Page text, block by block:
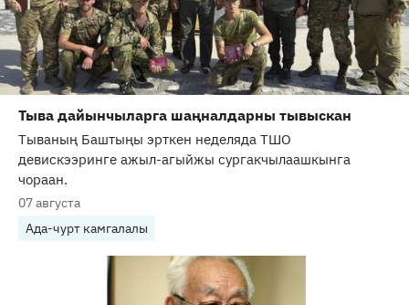
Тыва дайынчыларга шаңналдарны тывыскан
Тываның Баштыңы эрткен неделяда ТШО
девискээринге ажыл-агыйжы сургакчылаашкынга
чораан.
07 августа
Ада-чурт камгалалы